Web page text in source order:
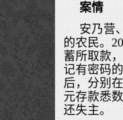
案情
安乃营
的农民。
蓄所取款
记有密码
后，分别
元存款悉
还失主。